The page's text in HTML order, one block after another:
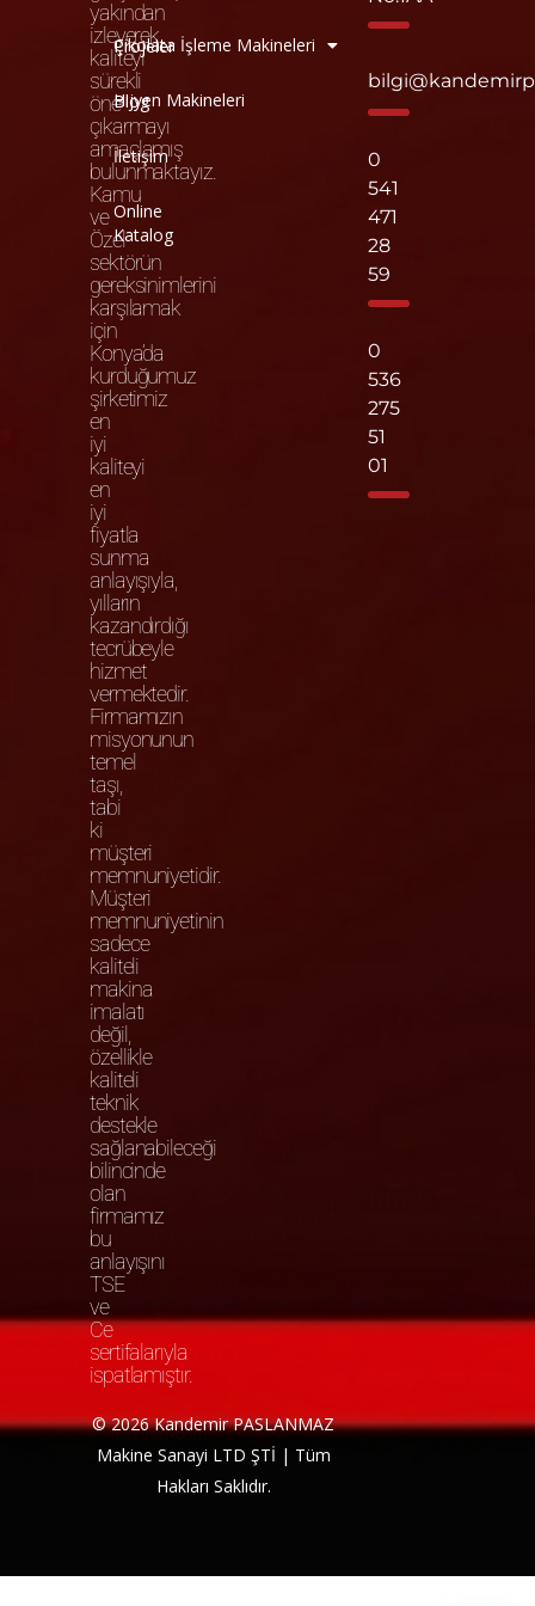
yakından
izleyerek
kaliteyi
sürekli
öne
çıkarmayı
amaçlamış
bulunmaktayız.
Kamu
ve
Özel
sektörün
gereksinimlerini
karşılamak
için
Konya’da
kurduğumuz
şirketimiz
en
iyi
kaliteyi
en
iyi
fiyatla
sunma
anlayışıyla,
yılların
kazandırdığı
tecrübeyle
hizmet
vermektedir.
Firmamızın
misyonunun
temel
taşı,
tabi
ki
müşteri
memnuniyetidir.
Müşteri
memnuniyetinin
sadece
kaliteli
makina
imalatı
değil,
özellikle
kaliteli
teknik
destekle
sağlanabileceği
bilincinde
olan
firmamız
bu
anlayışını
TSE
ve
Ce
sertifalarıyla
ispatlamıştır.
Projeler
Blog
İletişim
Online
Katalog
Çikolata İşleme Makineleri
Hijyen Makineleri
0
541
471
28
59
0
536
275
51
01
© 2026 Kandemir PASLANMAZ
Makine Sanayi LTD ŞTİ | Tüm
Hakları Saklıdır.